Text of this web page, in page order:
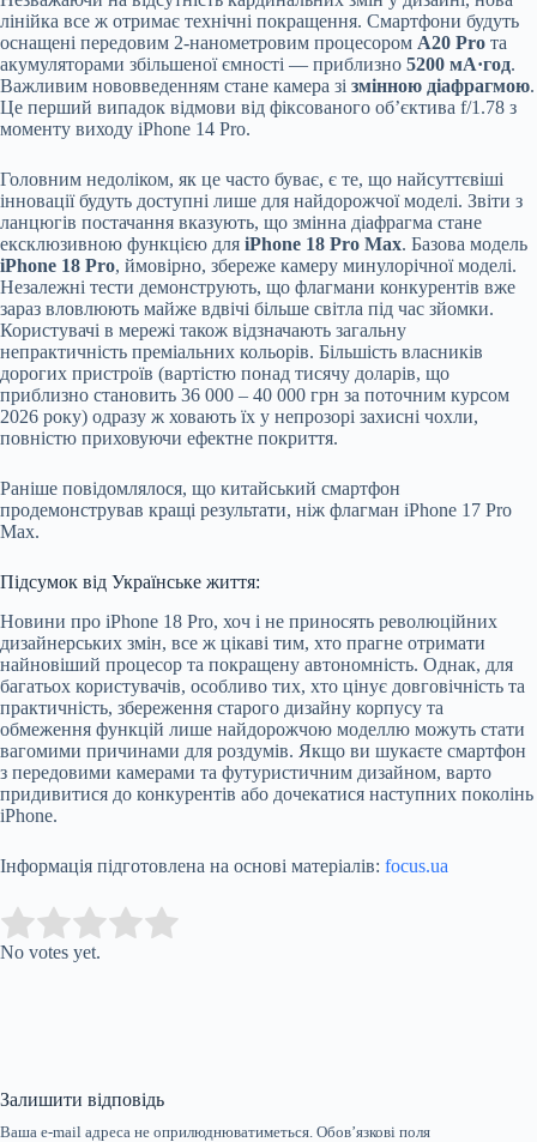
лінійка все ж отримає технічні покращення. Смартфони будуть
оснащені передовим 2-нанометровим процесором A20 Pro та
акумуляторами збільшеної ємності — приблизно 5200 мА·год.
Важливим нововведенням стане камера зі змінною діафрагмою.
Це перший випадок відмови від фіксованого об’єктива f/1.78 з
моменту виходу iPhone 14 Pro.
Головним недоліком, як це часто буває, є те, що найсуттєвіші
інновації будуть доступні лише для найдорожчої моделі. Звіти з
ланцюгів постачання вказують, що змінна діафрагма стане
ексклюзивною функцією для iPhone 18 Pro Max. Базова модель
iPhone 18 Pro, ймовірно, збереже камеру минулорічної моделі.
Незалежні тести демонструють, що флагмани конкурентів вже
зараз вловлюють майже вдвічі більше світла під час зйомки.
Користувачі в мережі також відзначають загальну
непрактичність преміальних кольорів. Більшість власників
дорогих пристроїв (вартістю понад тисячу доларів, що
приблизно становить 36 000 – 40 000 грн за поточним курсом
2026 року) одразу ж ховають їх у непрозорі захисні чохли,
повністю приховуючи ефектне покриття.
Раніше повідомлялося, що китайський смартфон
продемонстрував кращі результати, ніж флагман iPhone 17 Pro
Max.
Підсумок від Українське життя:
Новини про iPhone 18 Pro, хоч і не приносять революційних
дизайнерських змін, все ж цікаві тим, хто прагне отримати
найновіший процесор та покращену автономність. Однак, для
багатьох користувачів, особливо тих, хто цінує довговічність та
практичність, збереження старого дизайну корпусу та
обмеження функцій лише найдорожчою моделлю можуть стати
вагомими причинами для роздумів. Якщо ви шукаєте смартфон
з передовими камерами та футуристичним дизайном, варто
придивитися до конкурентів або дочекатися наступних поколінь
iPhone.
Інформація підготовлена на основі матеріалів: focus.ua
Rate this item:
No votes yet.
Залишити відповідь
Ваша e-mail адреса не оприлюднюватиметься. Обов’язкові поля